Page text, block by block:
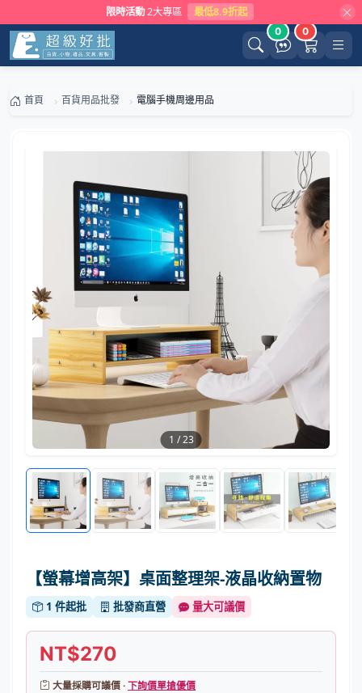
限時活動 2大專區 最低8.9折起
0 0
首頁 百貨用品批發 電腦手機周邊用品
1 /23
【螢幕增高架】桌面整理架-液晶收納置物
1 件起批 批發商直營 量大可議價
NT$270
大量採購可議價 ·下詢價單搶優價